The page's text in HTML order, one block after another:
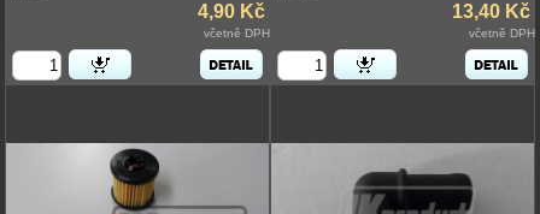
4,90 Kč
včetně DPH
13,40 Kč
včetně DPH